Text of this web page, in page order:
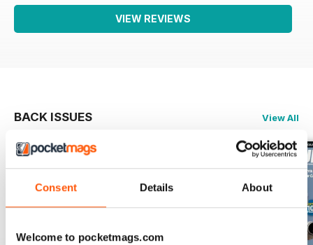
Consent Details About
Welcome to pocketmags.com
VIEW REVIEWS
BACK ISSUES View All